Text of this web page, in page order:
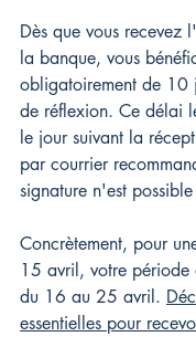
Dès que vous recevez
la banque, vous
obligatoirement de 10
de réflexion. Ce délai
le jour suivant la
par courrier
signature n'est
Concrètement, pour
15 avril, votre période
du 16 au 25 avril.
essentielles pour